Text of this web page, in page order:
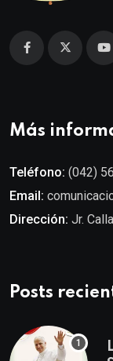
Más
Teléfono: (042)
Email:
Dirección: Jr.
Posts